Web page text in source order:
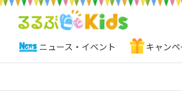
ニュース・イベント キャンペ